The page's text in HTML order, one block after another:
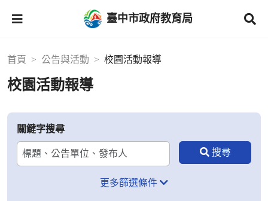
臺中市政府教育局
首頁 公告與活動 校園活動報導
校園活動報導
關鍵字搜尋
更多篩選條件